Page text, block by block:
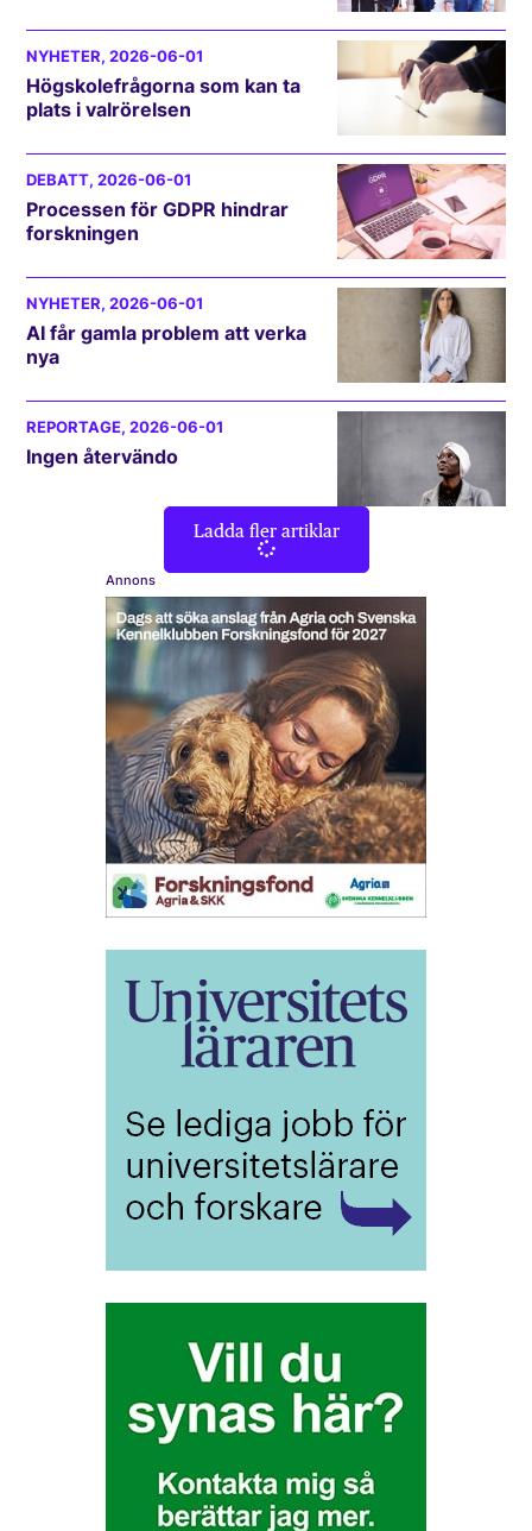
NYHETER, 2026-06-01
Högskolefrågorna som kan ta
plats i valrörelsen
DEBATT, 2026-06-01
Processen för GDPR hindrar
forskningen
NYHETER, 2026-06-01
AI får gamla problem att verka
nya
REPORTAGE, 2026-06-01
Ingen återvändo
Ladda fler artiklar
Annons